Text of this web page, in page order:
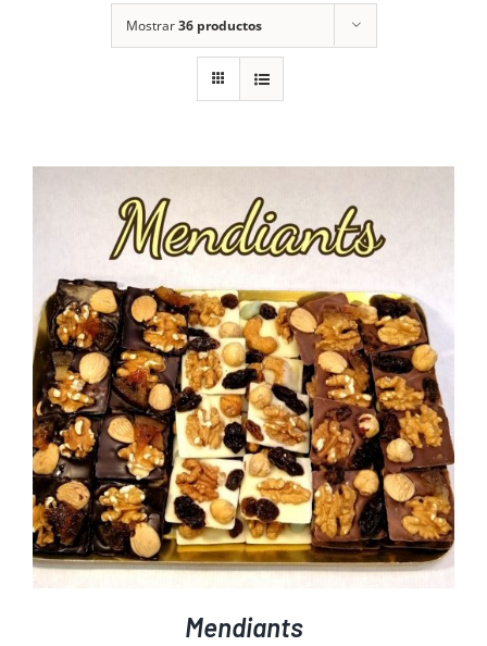
Mostrar36 productos
Mendiants